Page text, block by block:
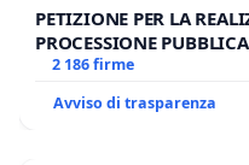
PETIZIONE PER LA
PROCESSIONE
MILANO
2 186 firme
Avviso di trasparenza